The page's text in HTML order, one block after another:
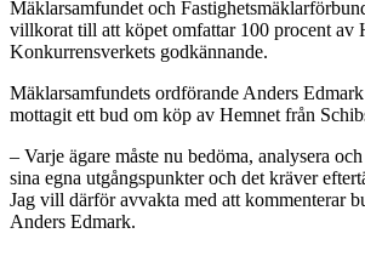
Mäklarsamfundet och
villkorat till att köpet omfattar 100 procent av
Konkurrensverkets godkännande.
Mäklarsamfundets ordförande Anders
mottagit ett bud om köp av Hemnet från
– Varje ägare måste nu bedöma, analysera
sina egna utgångspunkter och det kräver
Jag vill därför avvakta med att kommenterar
Anders Edmark.